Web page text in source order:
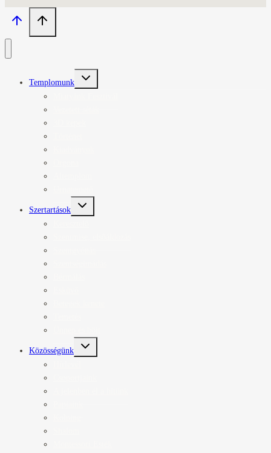
Templomunk
Toggle
child
Szertartások
Toggle
child
Közösségünk
Toggle
child